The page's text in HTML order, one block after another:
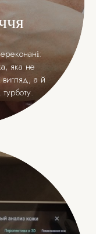
яка не
а й